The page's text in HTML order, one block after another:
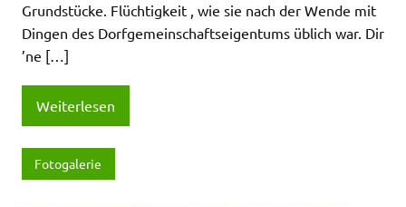
Grundstücke. Flüchtigkeit , wie sie nach der Wende mit
Dingen des Dorfgemeinschaftseigentums üblich war. Dir
’ne […]
Weiterlesen
Fotogalerie